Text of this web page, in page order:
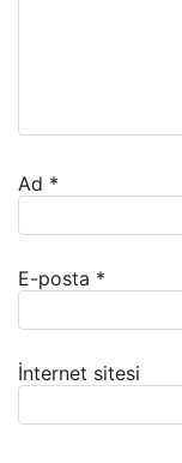
Ad *
E-posta *
İnternet sitesi